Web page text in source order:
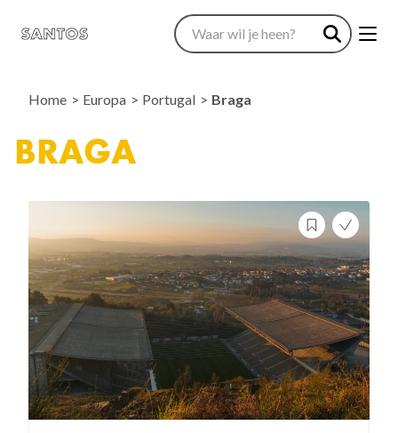
Home Europa Portugal Braga
BRAGA